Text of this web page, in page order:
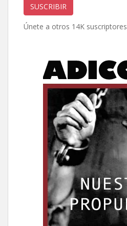
correo
electrónico
SUSCRIBIR
Únete a otros 14K suscriptores